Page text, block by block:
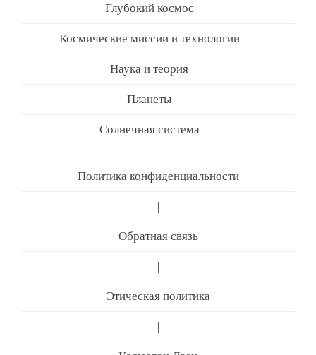
Глубокий космос
Космические миссии и технологии
Наука и теория
Планеты
Солнечная система
Политика конфиденциальности
|
Обратная связь
|
Этическая политика
|